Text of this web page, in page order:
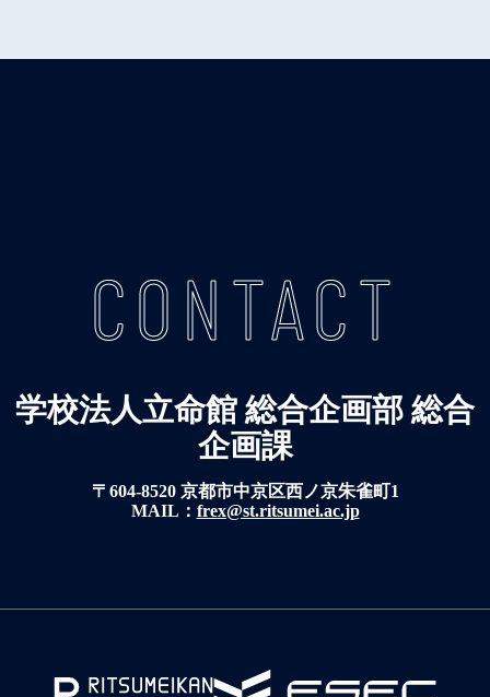
CONTACT
学校法人立命館 総合企画部 総合
企画課
〒604-8520 京都市中京区西ノ京朱雀町1
MAIL： frex@st.ritsumei.ac.jp